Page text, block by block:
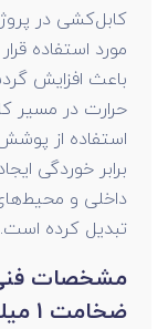
کابل‌کشی در
مورد استفاده
باعث افزایش
حرارت در مسیر
استفاده از
برابر خوردگی
داخلی و
تبدیل کرده است.
ضخامت 1 میلی متر گالوانیزه سرد